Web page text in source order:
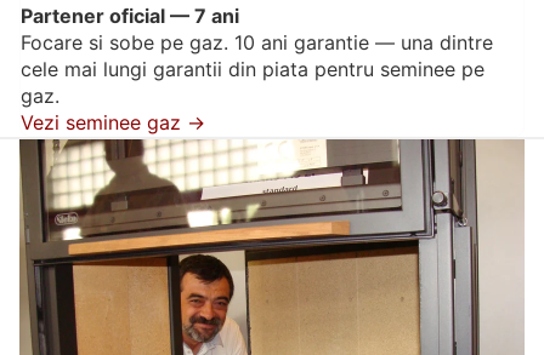
Partener oficial — 7 ani
Focare si sobe pe gaz. 10 ani garantie — una dintre
cele mai lungi garantii din piata pentru seminee pe
gaz.
Vezi seminee gaz →